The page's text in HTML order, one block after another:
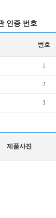
인증 번호
번호
1
2
3
제품사진